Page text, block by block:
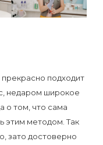
прекрасно подходит
недаром широкое
о том, что сама
этим методом. Так
зато достоверно